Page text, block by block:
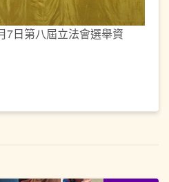
7日第八屆立法會選舉資